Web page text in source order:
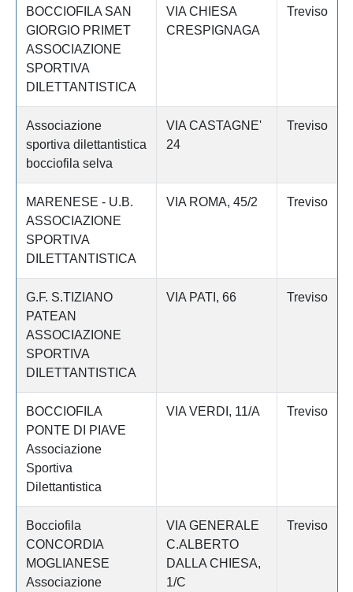
BOCCIOFILA SAN
GIORGIO PRIMET
ASSOCIAZIONE
SPORTIVA
DILETTANTISTICA
VIA CHIESA
CRESPIGNAGA
Treviso
Associazione
sportiva dilettantistica
bocciofila selva
VIA CASTAGNE'
24
Treviso
MARENESE - U.B.
ASSOCIAZIONE
SPORTIVA
DILETTANTISTICA
VIA ROMA, 45/2 Treviso
G.F. S.TIZIANO
PATEAN
ASSOCIAZIONE
SPORTIVA
DILETTANTISTICA
VIA PATI, 66 Treviso
BOCCIOFILA
PONTE DI PIAVE
Associazione
Sportiva
Dilettantistica
VIA VERDI, 11/A Treviso
Bocciofila
CONCORDIA
MOGLIANESE
Associazione
VIA GENERALE
C.ALBERTO
DALLA CHIESA,
1/C
Treviso